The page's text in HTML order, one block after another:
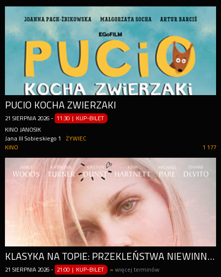
PUCIO KOCHA ZWIERZAKI
21 SIERPNIA 2026 - 11:30 | KUP-BILET
KINO JANOSIK
Jana III Sobieskiego 1
ŻYWIEC
1 177
KINO
KLASYKA NA TOPIE: PRZEKLEŃSTWA NIEWINNOŚCI (4K)
21 SIERPNIA 2026 - 21:00 | KUP-BILET »więcej terminów